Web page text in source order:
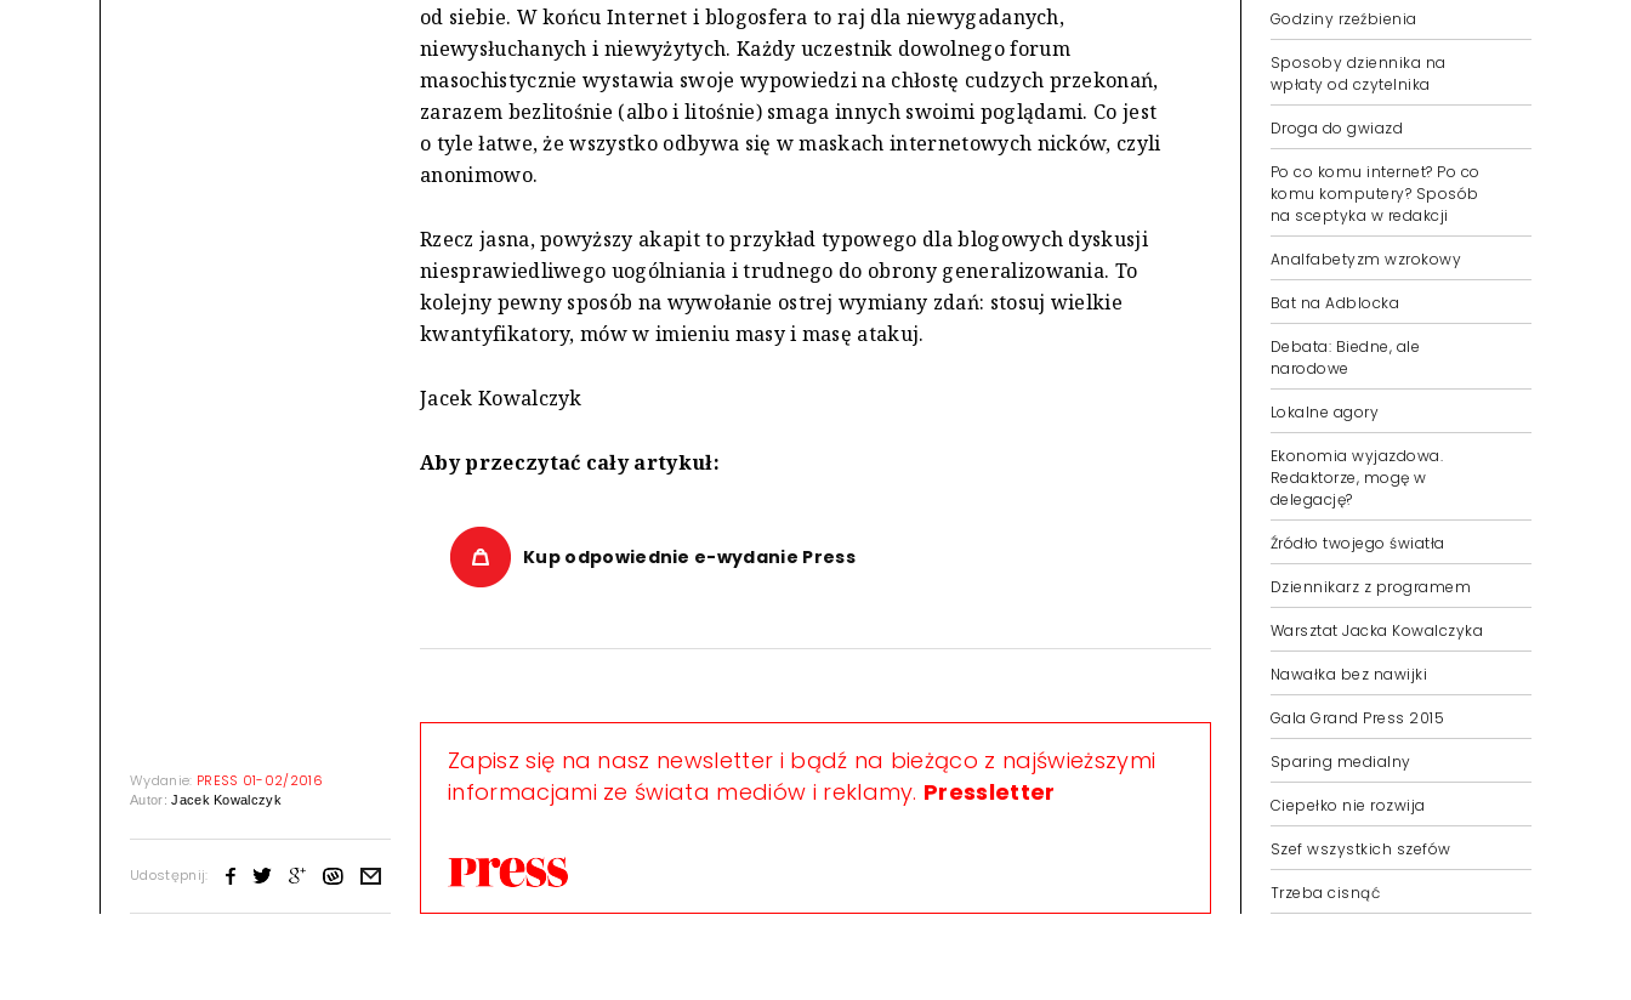
Wydanie: PRESS 01-02/2016
Autor:Jacek Kowalczyk
Udostępnij:
od siebie. W końcu Internet i blogosfera to raj dla niewygadanych,
niewysłuchanych i niewyżytych. Każdy uczestnik dowolnego forum
masochistycznie wystawia swoje wypowiedzi na chłostę cudzych przekonań,
zarazem bezlitośnie (albo i litośnie) smaga innych swoimi poglądami. Co jest
o tyle łatwe, że wszystko odbywa się w maskach internetowych nicków, czyli
anonimowo.
Rzecz jasna, powyższy akapit to przykład typowego dla blogowych dyskusji
niesprawiedliwego uogólniania i trudnego do obrony generalizowania. To
kolejny pewny sposób na wywołanie ostrej wymiany zdań: stosuj wielkie
kwantyfikatory, mów w imieniu masy i masę atakuj.
Jacek Kowalczyk
Aby przeczytać cały artykuł:
Kup odpowiednie e-wydanie Press
Zapisz się na nasz newsletter i bądź na bieżąco z najświeższymi
informacjami ze świata mediów i reklamy. Pressletter
Godziny rzeźbienia
Sposoby dziennika na
wpłaty od czytelnika
Droga do gwiazd
Po co komu internet? Po co
komu komputery? Sposób
na sceptyka w redakcji
Analfabetyzm wzrokowy
Bat na Adblocka
Debata: Biedne, ale
narodowe
Lokalne agory
Ekonomia wyjazdowa.
Redaktorze, mogę w
delegację?
Źródło twojego światła
Dziennikarz z programem
Warsztat Jacka Kowalczyka
Nawałka bez nawijki
Gala Grand Press 2015
Sparing medialny
Ciepełko nie rozwija
Szef wszystkich szefów
Trzeba cisnąć